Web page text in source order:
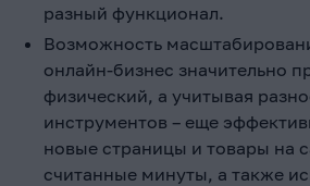
разный функционал.
Возможность
онлайн-бизнес значительно
физический, а учитывая
инструментов – еще
новые страницы и товары на
считанные минуты, а также